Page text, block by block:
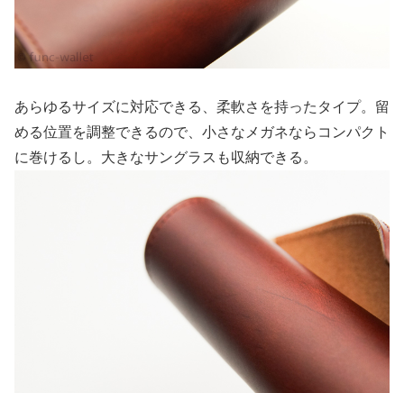
あらゆるサイズに対応できる、柔軟さを持ったタイプ。留
める位置を調整できるので、小さなメガネならコンパクト
に巻けるし。大きなサングラスも収納できる。